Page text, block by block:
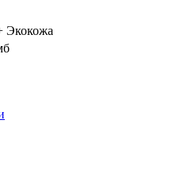
Экокожа